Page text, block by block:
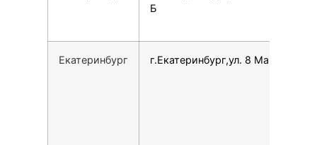
Б
Екатеринбург г.Екатеринбург,ул. 8 Марта, 179Б